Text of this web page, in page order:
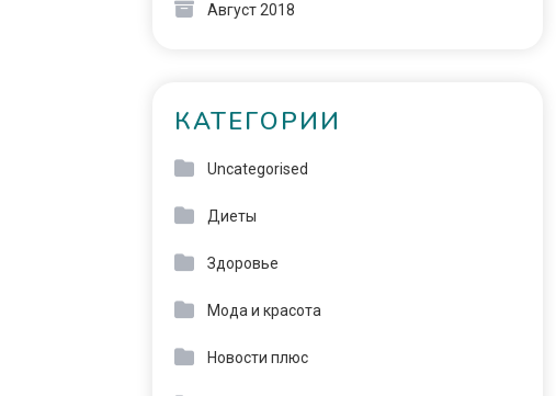
Август 2018
КАТЕГОРИИ
Uncategorised
Диеты
Здоровье
Мода и красота
Новости плюс